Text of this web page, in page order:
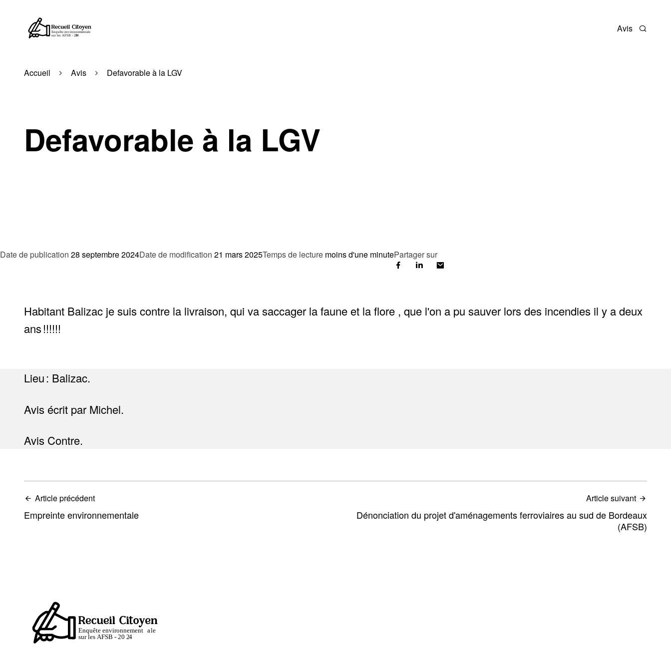
Avis
Accueil Avis Defavorable à la LGV
Defavorable à la LGV
Date de publication 28 septembre 2024Date de modification 21 mars 2025Temps de lecture moins d'une minutePartager sur
Habitant Balizac je suis contre la livraison, qui va saccager la faune et la flore , que l'on a pu sauver lors des incendies il y a deux
ans !!!!!!
Lieu : Balizac.
Avis écrit par Michel.
Avis Contre.
Article précédent
Empreinte environnementale
Article suivant
Dénonciation du projet d'aménagements ferroviaires au sud de Bordeaux
(AFSB)